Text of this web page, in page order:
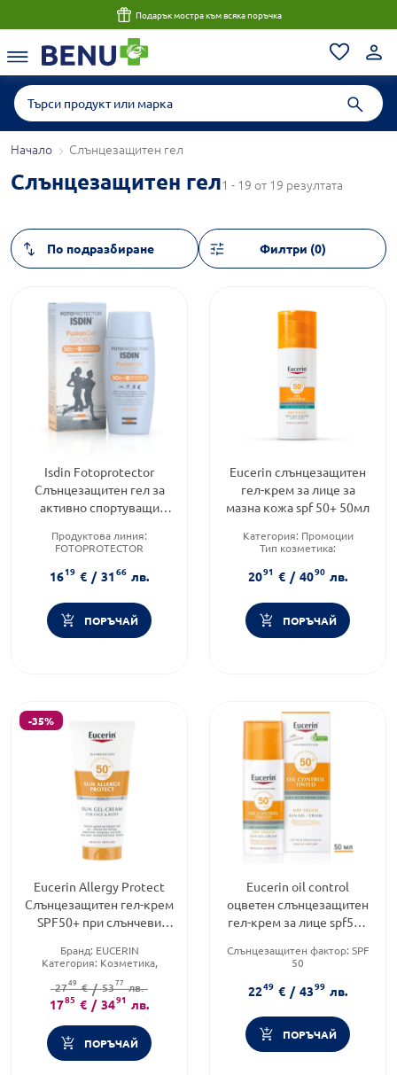
Подарък мостра към всяка поръчка
Начало Слънцезащитен гел
Слънцезащитен гел1 - 19 от 19 резултата
Филтри (0)
Isdin Fotoprotector
Слънцезащитен гел за
активно спортуващи
Продуктова линия:
FOTOPROTECTOR
Дермокозметика
Тип продукт:
Гел
1619 € / 3166 лв.
ПОРЪЧАЙ
Eucerin слънцезащитен
гел-крем за лице за
мазна кожа spf 50+ 50мл
Категория: Промоции
Тип козметика:
Форма на продукта: гел-крем
2091 € / 4090 лв.
ПОРЪЧАЙ
-35%
Eucerin Allergy Protect
Слънцезащитен гел-крем
SPF50+ при слънчеви
Бранд: EUCERIN
Категория: Козметика,
Форма на продукта:гел-крем
2749 € / 5377 лв.
1785 € / 3491 лв.
ПОРЪЧАЙ
Eucerin oil control
оцветен слънцезащитен
гел-крем за лице spf50+
Слънцезащитен фактор: SPF
50
Дермокозметика
Форма на продукта:
гел-крем
2249 € / 4399 лв.
ПОРЪЧАЙ